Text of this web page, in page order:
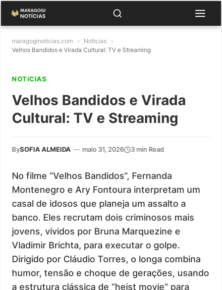
maragoginoticias.com » Notícias »
Velhos Bandidos e Virada Cultural: TV e Streaming
NOTíCIAS
Velhos Bandidos e Virada
Cultural: TV e Streaming
BySOFIA ALMEIDA — maio 31, 2026 3 min Read
No filme “Velhos Bandidos”, Fernanda
Montenegro e Ary Fontoura interpretam um
casal de idosos que planeja um assalto a
banco. Eles recrutam dois criminosos mais
jovens, vividos por Bruna Marquezine e
Vladimir Brichta, para executar o golpe.
Dirigido por Cláudio Torres, o longa combina
humor, tensão e choque de gerações, usando
a estrutura clássica de “heist movie” para